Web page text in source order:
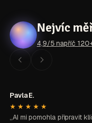
Nejvíc
4,9/5 napříč
Pavla E.
★★★★★
„AI mi pomohla připravit